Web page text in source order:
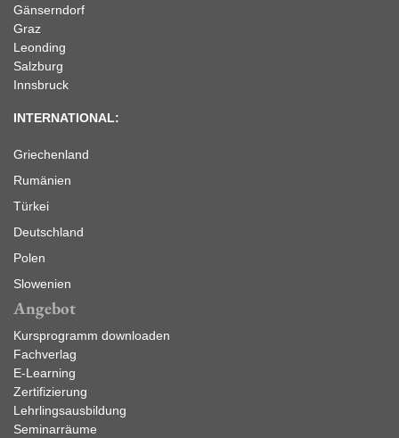
Gänserndorf
Graz
Leonding
Salzburg
Innsbruck
INTERNATIONAL:
Griechenland
Rumänien
Türkei
Deutschland
Polen
Slowenien
Angebot
Kursprogramm downloaden
Fachverlag
E-Learning
Zertifizierung
Lehrlingsausbildung
Seminarräume